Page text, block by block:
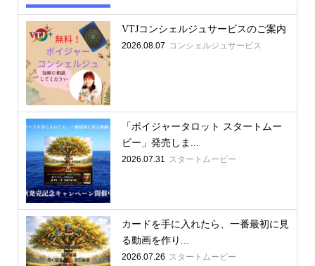
VTJコンシェルジュサービスのご案内
2026.08.07 コンシェルジュサービス
「ボイジャータロット スタートムー
ビー」発売しま...
2026.07.31 スタートムービー
カードを手に入れたら、一番最初に見
る動画を作り...
2026.07.26 スタートムービー